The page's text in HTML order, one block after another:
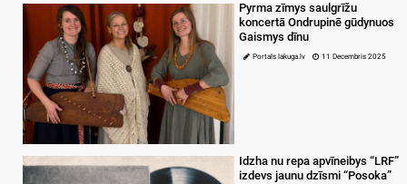
Pyrma zīmys saulgrīžu
koncertā Ondrupinē gūdynuos
Gaismys dīnu
Portals lakuga.lv 11 Decembris 2025
Idzha nu repa apvīneibys “LRF”
izdevs jaunu dzīsmi “Posoka”